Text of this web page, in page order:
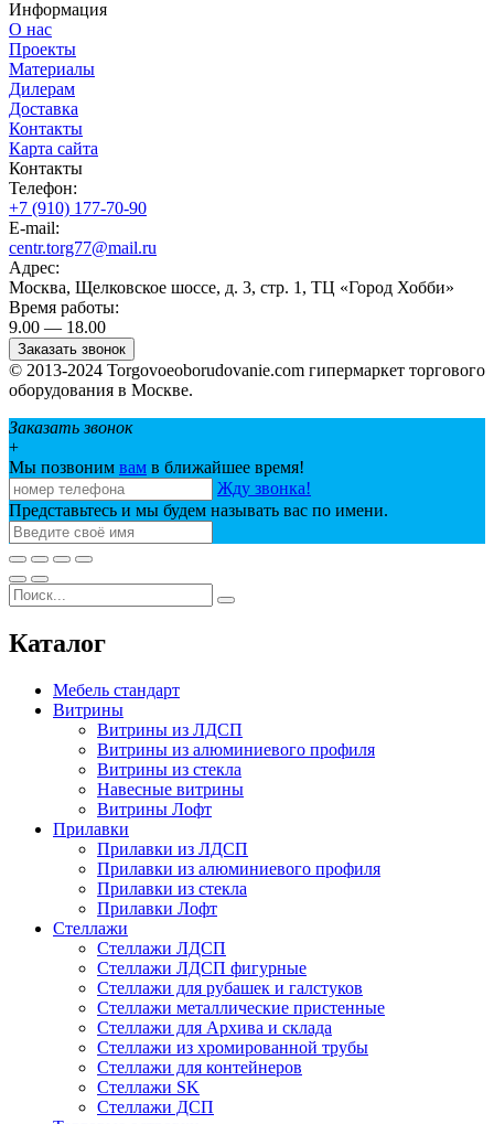
Информация
О нас
Проекты
Материалы
Дилерам
Доставка
Контакты
Карта сайта
Контакты
Телефон:
+7 (910) 177-70-90
E-mail:
centr.torg77@mail.ru
Адрес:
Москва, Щелковское шоссе, д. 3, стр. 1, ТЦ «Город Хобби»
Время работы:
9.00 — 18.00
Заказать звонок
© 2013-2024 Torgovoeoborudovanie.com гипермаркет торгового
оборудования в Москве.
Заказать звонок
+
Мы позвоним вам в ближайшее время!
Жду звонка!
Представьтесь и мы будем называть вас по имени.
Каталог
Мебель стандарт
Витрины
Витрины из ЛДСП
Витрины из алюминиевого профиля
Витрины из стекла
Навесные витрины
Витрины Лофт
Прилавки
Прилавки из ЛДСП
Прилавки из алюминиевого профиля
Прилавки из стекла
Прилавки Лофт
Стеллажи
Стеллажи ЛДСП
Стеллажи ЛДСП фигурные
Стеллажи для рубашек и галстуков
Стеллажи металлические пристенные
Стеллажи для Архива и склада
Стеллажи из хромированной трубы
Стеллажи для контейнеров
Стеллажи SK
Стеллажи ДСП